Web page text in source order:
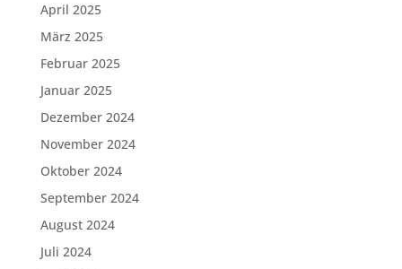
April 2025
März 2025
Februar 2025
Januar 2025
Dezember 2024
November 2024
Oktober 2024
September 2024
August 2024
Juli 2024